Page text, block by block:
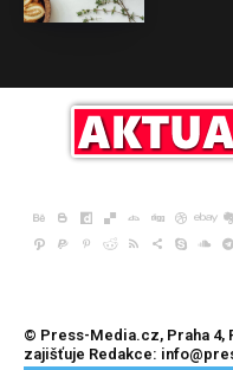
© Press-Media.cz, Praha 4,
zajišťuje Redakce: